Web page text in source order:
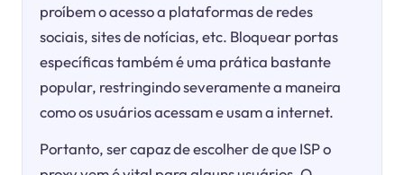
proíbem o acesso a plataformas de redes
sociais, sites de notícias, etc. Bloquear portas
específicas também é uma prática bastante
popular, restringindo severamente a maneira
como os usuários acessam e usam a internet.
Portanto, ser capaz de escolher de que ISP o